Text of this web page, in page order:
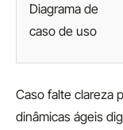
Diagrama de
caso de uso
Caso falte clareza
dinâmicas ágeis